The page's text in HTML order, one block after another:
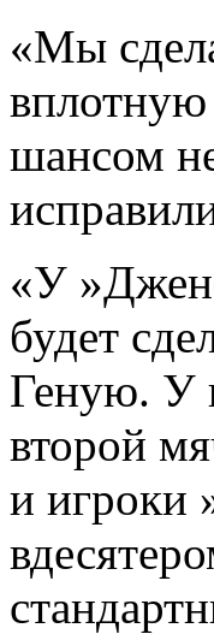
«Мы
шансом
«У
будет
Геную. У
второй
и игроки